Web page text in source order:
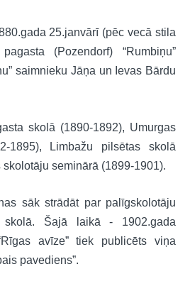
25.janvārī (pēc vecā stila
(Pozendorf) “Rumbiņu”
saimnieku Jāņa un Ievas Bārdu
skolā (1890-1892), Umurgas
1895), Limbažu pilsētas skolā
seminārā (1899-1901).
sāk strādāt par palīgskolotāju
skolā. Šajā laikā - 1902.gada
avīze” tiek publicēts viņa
pavediens”.